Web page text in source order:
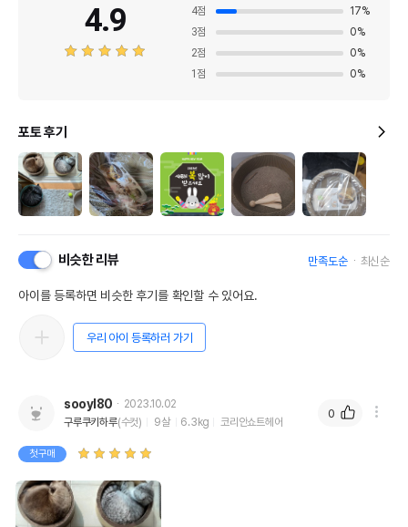
4.9
4점 17%
3점 0%
2점 0%
1 점 0%
포토 후기
비슷한 리뷰 만족도순 최신순
아이를 등록하면 비슷한 후기를 확인할 수 있어요.
우리 아이 등록하러 가기
sooyl80
2023.10.02
구루쿠키하루(수컷) 9살 6.3kg 코리안쇼트헤어
첫구매
0